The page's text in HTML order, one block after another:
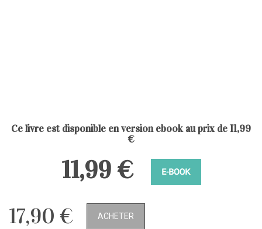
Ce livre est disponible en version ebook au prix de 11,99
€
11,99 €
17,90 € ACHETER